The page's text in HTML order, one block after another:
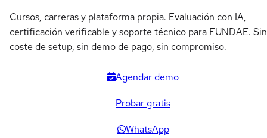
Cursos, carreras y plataforma propia. Evaluación con IA,
certificación verificable y soporte técnico para FUNDAE. Sin
coste de setup, sin demo de pago, sin compromiso.
Agendar demo
Probar gratis
WhatsApp